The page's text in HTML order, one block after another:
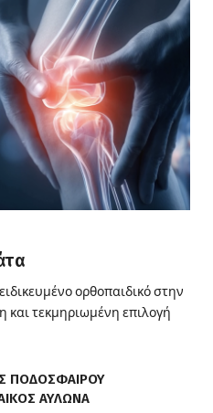
ορθοπαιδικό στην
και τεκμηριωμένη επιλογή
ΠΟΔΟΣΦΑΙΡΟΥ
ΑΥΛΩΝΑ